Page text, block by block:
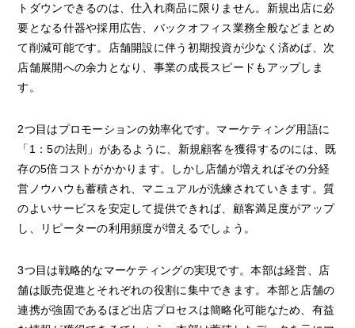
トダウンできるのは、仕入れ商品に限りません。新規出店に必
要となる什器や採用広告、バックオフィス業務全般などまとめ
て削減可能です。店舗開設に伴う初期投資が少なく済めば、次
店舗展開への余力となり、事業の成長スピードもアップしま
す。
2つ目はプロモーションの効率化です。マーケティング用語に
「1：5の法則」があるように、新規顧客を獲得するのには、既
存の5倍コストがかかります。しかし店舗が増えればその分経
営ノウハウも蓄積され、マニュアルが洗練されていきます。質
のよいサービスを安定して提供できれば、顧客満足度がアップ
し、リピーターの利用頻度が増えるでしょう。
3つ目は戦略的なマーケティングの実現です。本部は経営、店
舗は販売促進とそれぞれの役割に集中できます。本部と店舗の
連携が強固であるほど出店プロセスは簡略化可能なため、有益